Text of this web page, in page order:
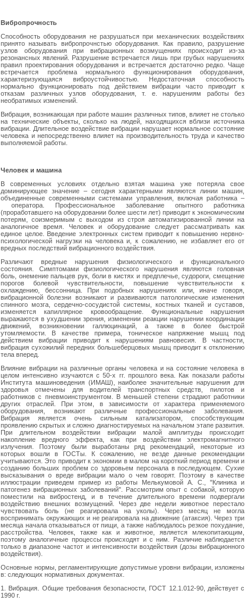
Вибропрочность
Способность оборудования не разрушаться при механических воздействиях
принято называть вибропрочнстью оборудования. Как правило, разрушение
узлов оборудования при вибрационных возмущениях происходит из-за
резонансных явлений. Разрушение встречается лишь при грубых нарушениях
правил проектирования оборудования и встречается достаточно редко. Чаще
встречается проблема нормального функционирования оборудования,
характеризующаяся виброустойчивостью. Недостаточная способность
нормально функционировать под действием вибрации часто приводит к
отказам различных узлов оборудования, т. е. нарушениям работы без
необратимых изменений.
Вибрация, возникающая при работе машин различных типов, влияет не столько
на технические объекты, сколько на людей, находящихся вблизи источника
вибрации. Длительное воздействие вибрации нарушает нормальное состояние
человека и непосредственно влияет на производительность труда и качество
выполняемой работы.
Человек и машина
В современных условиях отдельно взятая машина уже потеряла свое
доминирующее значение – сегодня характерными являются линии машин,
объединенные современными системами управления, включая работника –
оператора. Профессиональное заболевание опытного работника
(проработавшего на оборудовании более шести лет) приводит к экономическим
потерям, соизмеримым с выходом из строя автоматизированной линии на
аналогичное время. Человек и оборудование следует рассматривать как
единое целое. Введение электронных систем приводит к повышению нервно-
психологической нагрузки на человека и, к сожалению, не избавляет его от
вредных последствий вибрационного воздействия.
Различают вредные нарушения физиологического и функционального
состояния. Симптомами физиологического нарушения являются головная
боль, онемение пальцев рук, боли в кистях и предплечье, судороги, смещение
порогов болевой чувствительности, повышение чувствительности к
охлаждению, бессонница. При подобных нарушениях или, иначе говоря,
вибрационной болезни возникают и развиваются патологические изменения
спинного мозга, сердечно-сосудистой системы, костных тканей и суставов,
изменяется капиллярное кровообращение. Функциональные нарушения
выражаются в ухудшении зрения, изменении реакции нарушении координации
движений, возникновении галлюцинаций, а также в более быстрой
утомляемости. В качестве примера, тоническое напряжение мышц под
действием вибрации приводит к нарушениям равновесия. В частности,
вибрация сухожилий передних большеберцовых мышц приводит к отклонению
тела вперед.
Влияние вибрации на различные органы человека и на состояние человека в
целом интенсивно изучаются с 50-х гг. прошлого века. Как показали работы
Института машиноведения (ИМАШ), наиболее значительные нарушения для
здоровья отмечены для водителей транспортных средств, пилотов и
работников с пневмоинструментом. В меньшей степени страдают работники
других отраслей. При этом, в зависимости от характера применяемого
оборудования, возникают различные профессиональные заболевания.
Вибрация является очень сильным катализатором, способствующим
проявлению скрытых и сложно диагностируемых на начальном этапе развития.
При длительном воздействии вибрации малой амплитуды происходит
накопление вредного эффекта, как при воздействии электромагнитного
излучения. Поэтому были выработаны ряд рекомендаций, некоторые из
которых вошли в ГОСТы. К сожалению, не везде данные рекомендации
учитываются. Это приводит к экономии в малом на короткий период времени и
созданию больших проблем со здоровьем персонала в последующем. Сухие
высказывания о вреде вибрации мало о чем говорят. Поэтому в качестве
иллюстрации приведем пример из работы Мелькумовой А. С., "Клиника и
патогенез вибрационных заболеваний". Рассмотрим опыт с собакой, которую
поместили на вибростенд, и в течение длительного времени подвергали
воздействию внешних возмущений. Через две недели животное перестало
чувствовать боль (не реагировала на уколы). Через месяц не могла
воспринимать окружающих и не реагировала на движение (атаксия). Через три
месяца начала отказываться от пищи, а также наблюдалось резкое похудание,
расстройства. Человек, также как и животное, является млекопитающим,
поэтому аналогичные процессы происходят и с ним. Различие наблюдается
только в диапазоне частот и интенсивности воздействия (дозы вибрационного
воздействия).
Основные нормы, регламентирующие допустимые уровни вибрации, изложены
в: следующих нормативных документах.
1. Вибрация. Общие требования безопасности, ГОСТ 12.1.012-90, действует с
1990 г.